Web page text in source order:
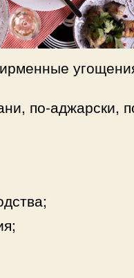
по-аджарски,